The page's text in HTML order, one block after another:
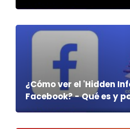
¿Cómo ver el 'Hidden
Facebook? - Qué es y